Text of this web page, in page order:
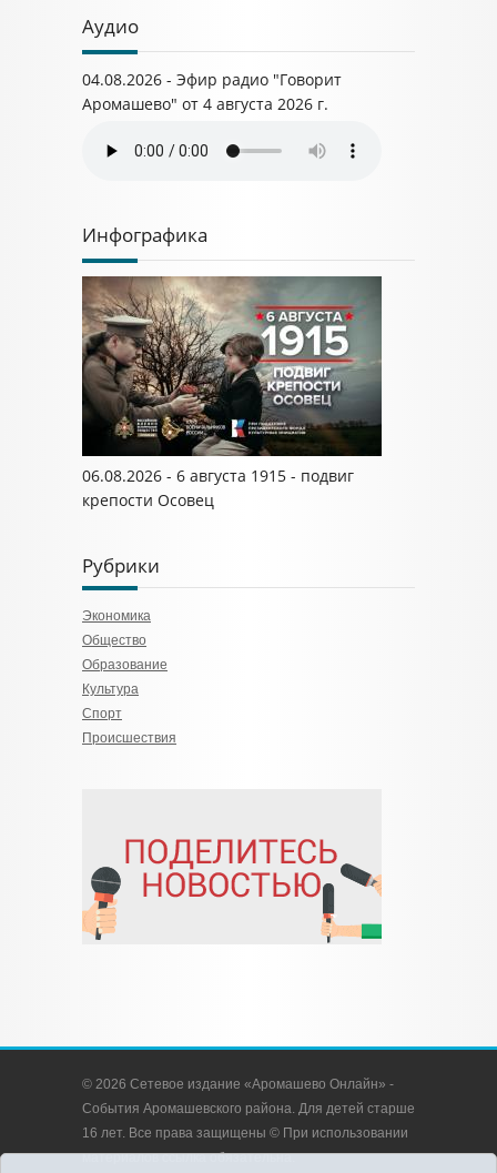
Аудио
04.08.2026 - Эфир радио "Говорит
Аромашево" от 4 августа 2026 г.
Инфографика
06.08.2026 - 6 августа 1915 - подвиг
крепости Осовец
Рубрики
Экономика
Общество
Образование
Культура
Спорт
Происшествия
© 2026 Сетевое издание «Аромашево Онлайн» -
События Аромашевского района. Для детей старше
16 лет. Все права защищены © При использовании
материалов ссылка обязательна.